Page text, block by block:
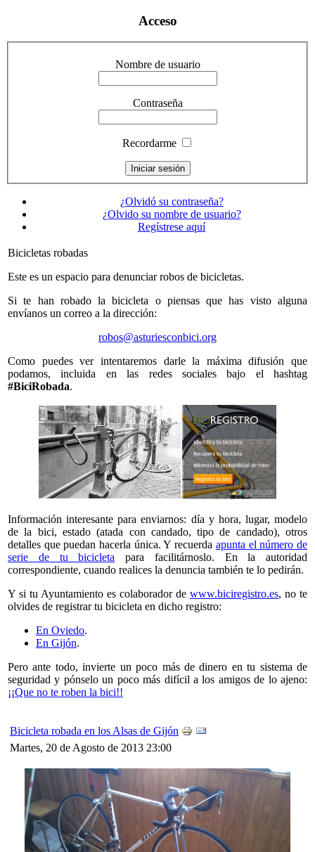
Acceso
Nombre de usuario
Contraseña
Recordarme
¿Olvidó su contraseña?
¿Olvido su nombre de usuario?
Regístrese aquí
Bicicletas robadas
Este es un espacio para denunciar robos de bicicletas.
Si te han robado la bicicleta o piensas que has visto alguna
envíanos un correo a la dirección:
robos@asturiesconbici.org
Como puedes ver intentaremos darle la máxima difusión que
podamos, incluida en las redes sociales bajo el hashtag
#BiciRobada.
Información interesante para enviarnos: día y hora, lugar, modelo
de la bici, estado (atada con candado, tipo de candado), otros
detalles que puedan hacerla única. Y recuerda apunta el número de
serie de tu bicicleta para facilitárnoslo. En la autoridad
correspondiente, cuando realices la denuncia también te lo pedirán.
Y si tu Ayuntamiento es colaborador de www.biciregistro.es, no te
olvides de registrar tu bicicleta en dicho registro:
En Oviedo.
En Gijón.
Pero ante todo, invierte un poco más de dinero en tu sistema de
seguridad y pónselo un poco más difícil a los amigos de lo ajeno:
¡¡Que no te roben la bici!!
Bicicleta robada en los Alsas de Gijón
Martes, 20 de Agosto de 2013 23:00